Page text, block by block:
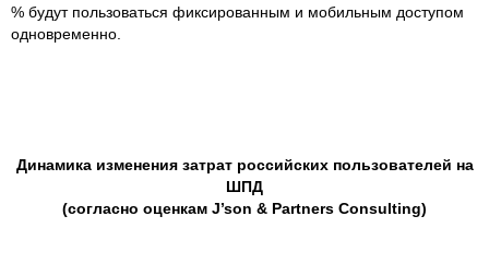
% будут пользоваться фиксированным и мобильным доступом
одновременно.
Динамика изменения затрат российских пользователей на
ШПД
(согласно оценкам J’son & Partners Consulting)